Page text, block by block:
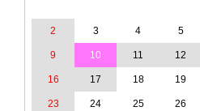
2 3 4 5
9 10 11 12
16 17 18 19
23 24 25 26